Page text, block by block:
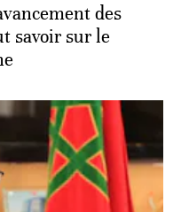
des
savoir sur le